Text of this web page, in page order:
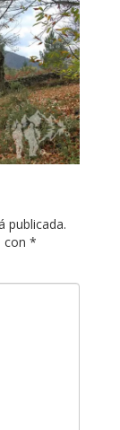
publicada.
con *